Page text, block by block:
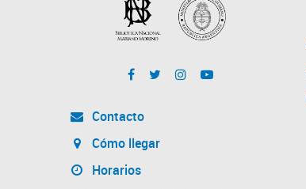
Contacto
Cómo llegar
Horarios